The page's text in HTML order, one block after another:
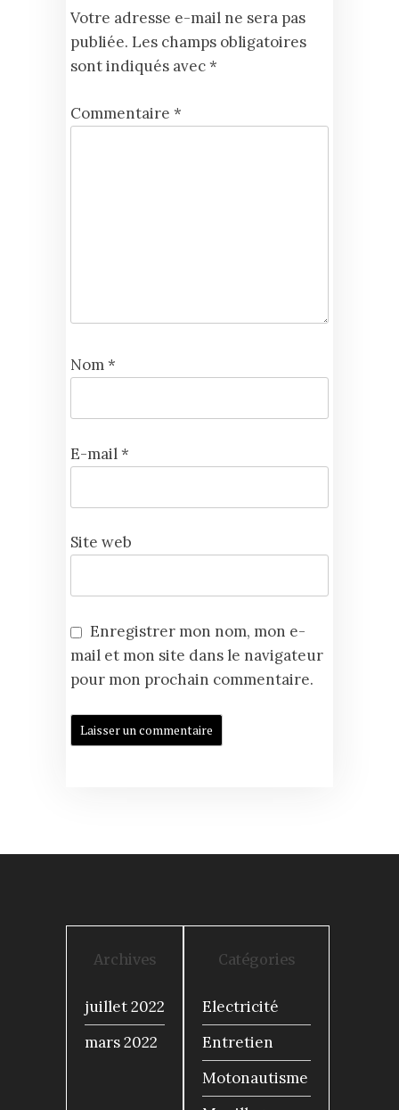
Votre adresse e-mail ne sera pas
publiée. Les champs obligatoires
sont indiqués avec*
Commentaire *
Nom*
E-mail*
Site web
Enregistrer mon nom, mon e-
mail et mon site dans le navigateur
pour mon prochain commentaire.
Archives
juillet 2022
mars 2022
Catégories
Electricité
Entretien
Motonautisme